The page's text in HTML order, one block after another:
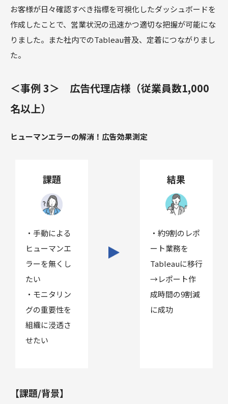
お客様が日々確認すべき指標を可視化したダッシュボードを
作成したことで、営業状況の迅速かつ適切な把握が可能にな
りました。また社内でのTableau普及、定着につながりまし
た。
＜事例 3＞ 広告代理店様（従業員数1,000
名以上）
ヒューマンエラーの解消！広告効果測定
課題
・手動による
ヒューマンエ
ラーを無くし
たい
・モニタリン
グの重要性を
組織に浸透さ
せたい
結果
・約9割のレポ
ート業務を
Tableauに移行
→レポート作
成時間の9割減
に成功
【課題/背景】